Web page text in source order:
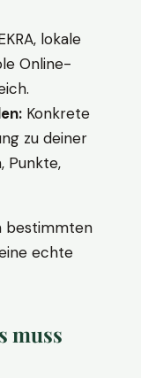
lokale
Online-
Konkrete
zu deiner
Punkte,
bestimmten
echte
muss